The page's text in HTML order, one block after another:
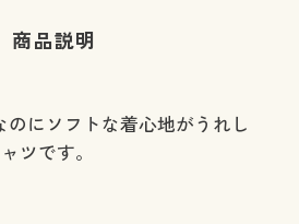
商品説明
のにソフトな着心地がうれし
ツです。